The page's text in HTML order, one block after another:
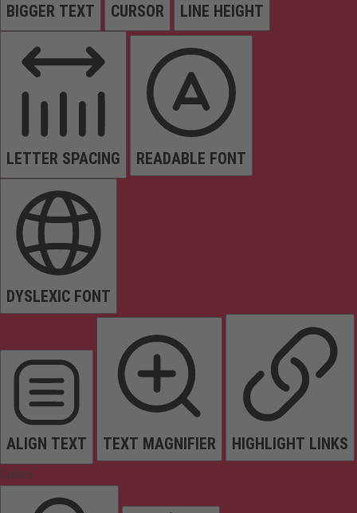
BIGGER TEXT CURSOR LINE HEIGHT
LETTER SPACING READABLE FONT
DYSLEXIC FONT
ALIGN TEXT TEXT MAGNIFIER HIGHLIGHT LINKS
Colors